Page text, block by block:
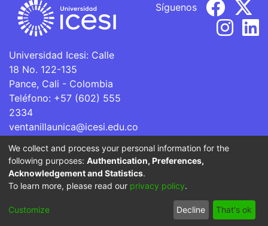
Universidad Icesi: Calle
18 No. 122-135
Pance, Cali - Colombia
Teléfono: +57 (602) 555
2334
ventanillaunica@icesi.edu.co
Síguenos
La Universidad Icesi es una Institución de Educación
Superior que se encuentra sujeta a inspección y vigilancia
por parte del Ministerio de Educación Nacional.
Cookie
End User
Agreement
Send
Feedback
We collect and process your personal information for the
following purposes: Authentication, Preferences,
Acknowledgement and Statistics.
To learn more, please read our privacy policy.
Customize Decline That's ok